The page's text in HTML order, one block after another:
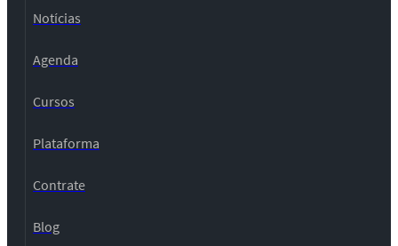
Notícias
Agenda
Cursos
Plataforma
Contrate
Blog